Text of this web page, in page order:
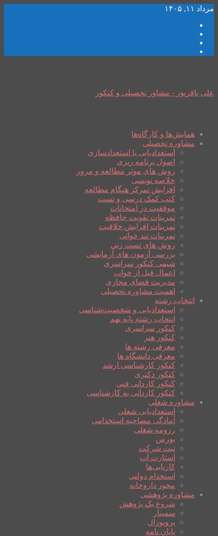
مرداد ۱۱, ۱۴۰۵
علی باقرپور - مشاور تحصیلی و کنکور
همایش‌ها و کارگاه‌ها
مشاوره تحصیلی
استعدادیابی یا استعدادسازی
اصول برنامه ریزی
روش های موثر مطالعه و مرور
خلاصه نویسی
افزایش تمرکز هنگام مطالعه
کتب کمک درسی و تست
موفقیت در امتحانات
تمرینات تقویت حافظه
تمرینات افزایش خلاقیت
تمرینات تند خوانی
روش های تست زنی
بررسی آزمون های آزمایشی
شیمی کنکور سراسری
اعمال قبل از خواب
مدیریت فضای مجازی
اهمیت مشاوره تحصیلی
انتخاب رشته
استعدادیابی و شخصیت‌شناسی
انتخاب رشته پایه نهم
کنکور سراسری
کنکور هنر
معرفی رشته ها
معرفی دانشگاه ها
کنکور کارشناسی ارشد
کنکور دکتری
کنکور کاردانی فنی
کنکور کاردانی به کارشناسی
مشاوره شغلی
استعدادیابی شغلی
آمادگی مصاحبه استخدامی
رزومه شغلی
بورس
ثبت شرکت
استارت آپ
کاریابی‌ها
استخدام دولتی
مجوز داروخانه
مشاوره پژوهشی
شروع یک پژوهش
سمینار
پروپوزال
پایان نامه